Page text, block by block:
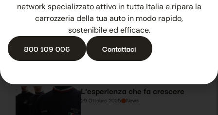
Grandine estiva? C’è Ballsystem
28 Ottobre 2025 News
L’esperienza che fa crescere
29 Ottobre 2025 News
network specializzato attivo in tutta Italia e ripara la
carrozzeria della tua auto in modo rapido,
sostenibile ed efficace.
800 109 006 Contattaci